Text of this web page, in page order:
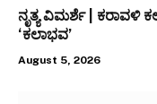
ನೃತ್ಯ ವಿಮರ್ಶೆ | ಕರಾವಳಿ
‘ಕಲಾಭವ’
August 5, 2026